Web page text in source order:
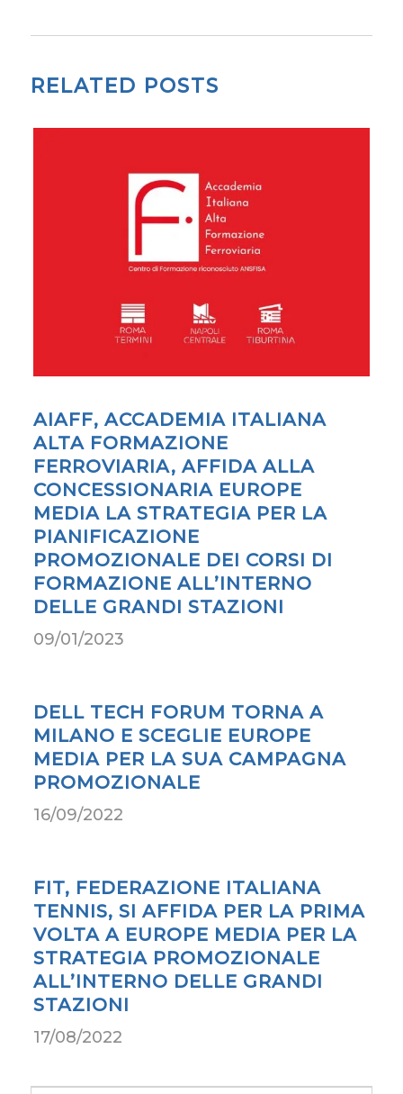
RELATED POSTS
AIAFF, ACCADEMIA ITALIANA
ALTA FORMAZIONE
FERROVIARIA, AFFIDA ALLA
CONCESSIONARIA EUROPE
MEDIA LA STRATEGIA PER LA
PIANIFICAZIONE
PROMOZIONALE DEI CORSI DI
FORMAZIONE ALL’INTERNO
DELLE GRANDI STAZIONI
09/01/2023
DELL TECH FORUM TORNA A
MILANO E SCEGLIE EUROPE
MEDIA PER LA SUA CAMPAGNA
PROMOZIONALE
16/09/2022
FIT, FEDERAZIONE ITALIANA
TENNIS, SI AFFIDA PER LA PRIMA
VOLTA A EUROPE MEDIA PER LA
STRATEGIA PROMOZIONALE
ALL’INTERNO DELLE GRANDI
STAZIONI
17/08/2022